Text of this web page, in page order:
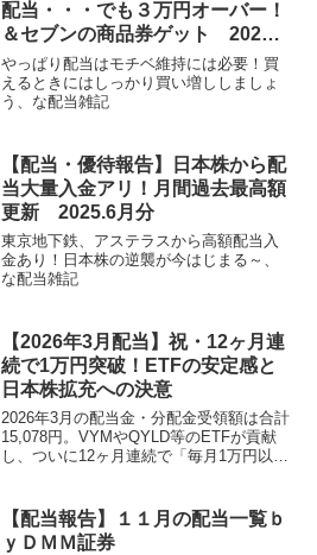
配当・・・でも３万円オーバー！
＆セブンの商品券ゲット 2025.2
月分
やっぱり配当はモチベ維持には必要！買
えるときにはしっかり買い増ししましょ
う、な配当雑記
【配当・優待報告】日本株から配
当大量入金アリ！月間過去最高額
更新 2025.6月分
東京地下鉄、アステラスから高額配当入
金あり！日本株の逆襲が今はじまる～、
な配当雑記
【2026年3月配当】祝・12ヶ月連
続で1万円突破！ETFの安定感と
日本株拡充への決意
2026年3月の配当金・分配金受領額は合計
15,078円。VYMやQYLD等のETFが貢献
し、ついに12ヶ月連続で「毎月1万円以上
つ、日本株の空白月を埋める今後の戦略
についても考察します。
【配当報告】１１月の配当一覧ｂ
ｙＤＭＭ証券